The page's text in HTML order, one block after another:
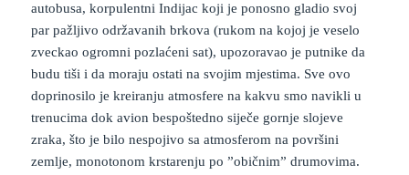
autobusa, korpulentni Indijac koji je ponosno gladio svoj
par pažljivo održavanih brkova (rukom na kojoj je veselo
zveckao ogromni pozlaćeni sat), upozoravao je putnike da
budu tiši i da moraju ostati na svojim mjestima. Sve ovo
doprinosilo je kreiranju atmosfere na kakvu smo navikli u
trenucima dok avion bespoštedno siječe gornje slojeve
zraka, što je bilo nespojivo sa atmosferom na površini
zemlje, monotonom krstarenju po ”običnim” drumovima.